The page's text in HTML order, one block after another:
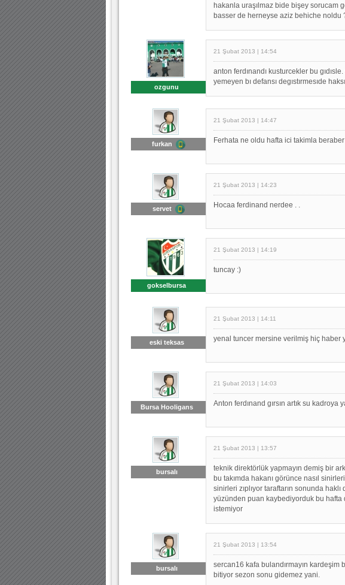
hakanla uraşılmaz bide bişey sorucam
basser de herneyse aziz behiche noldu
ozgunu
21 Şubat 2013 | 14:54
anton ferdınandı kusturcekler bu
yemeyen bı defansı degıstırmesıde
furkan
21 Şubat 2013 | 14:47
Ferhata ne oldu hafta ici takimla
servet
21 Şubat 2013 | 14:23
Hocaa ferdinand nerdee . .
gokselbursa
21 Şubat 2013 | 14:19
tuncay :)
eski teksas
21 Şubat 2013 | 14:11
yenal tuncer mersine verilmiş hiç haber
Bursa Hooligans
21 Şubat 2013 | 14:03
Anton ferdınand gırsın artık su kadroya
bursalı
21 Şubat 2013 | 13:57
teknik direktörlük yapmayın demiş bir
bu takımda hakanı görünce nasıl
sinirleri zıplıyor taraftarın sonunda haklı
yüzünden puan kaybediyorduk bu
istemiyor
bursalı
21 Şubat 2013 | 13:54
sercan16 kafa bulandırmayın kardeşim
bitiyor sezon sonu gidemez yani.